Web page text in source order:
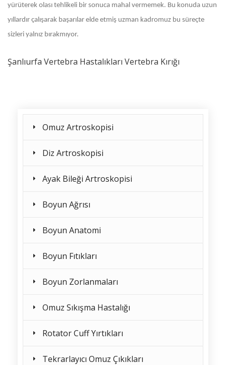
yürüterek olası tehlikeli bir sonuca mahal vermemek. Bu konuda uzun
yıllardır çalışarak başarılar elde etmiş uzman kadromuz bu süreçte
sizleri yalnız bırakmıyor.
Şanlıurfa Vertebra Hastalıkları Vertebra Kırığı
Omuz Artroskopisi
Diz Artroskopisi
Ayak Bileği Artroskopisi
Boyun Ağrısı
Boyun Anatomi
Boyun Fıtıkları
Boyun Zorlanmaları
Omuz Sıkışma Hastalığı
Rotator Cuff Yırtıkları
Tekrarlayıcı Omuz Çıkıkları